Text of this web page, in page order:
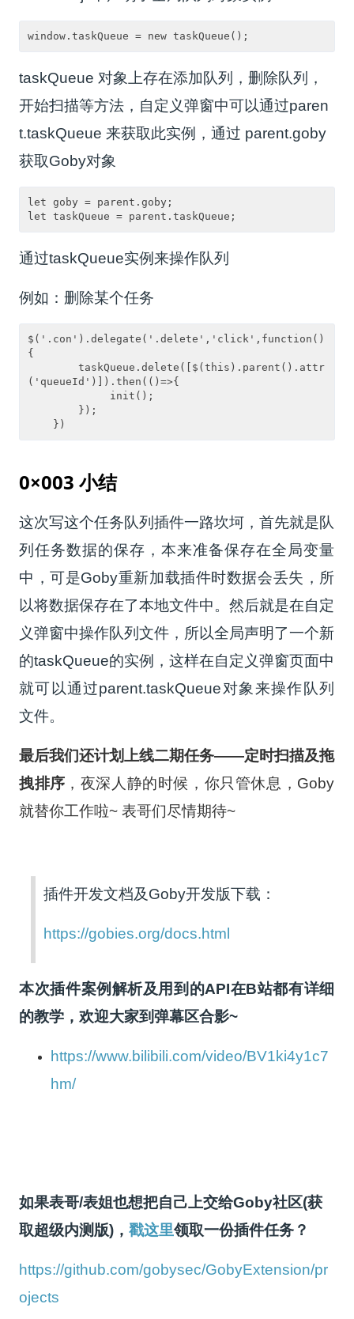
window.taskQueue = new taskQueue();
taskQueue 对象上存在添加队列，删除队列，
开始扫描等方法，自定义弹窗中可以通过paren
t.taskQueue来获取此实例，通过 parent.goby
获取Goby对象
let goby = parent.goby;
let taskQueue = parent.taskQueue;
通过taskQueue实例来操作队列
例如：删除某个任务
$('.con').delegate('.delete','click',function()
{
taskQueue.delete([$(this).parent().attr
('queueId')]).then(()=>{
init();
});
})
0×003 小结
这次写这个任务队列插件一路坎坷，首先就是队
列任务数据的保存，本来准备保存在全局变量
中，可是Goby重新加载插件时数据会丢失，所
以将数据保存在了本地文件中。然后就是在自定
义弹窗中操作队列文件，所以全局声明了一个新
的taskQueue的实例，这样在自定义弹窗页面中
就可以通过parent.taskQueue对象来操作队列
文件。
最后我们还计划上线二期任务——定时扫描及拖
拽排序 ，夜深人静的时候，你只管休息，Goby
就替你工作啦~ 表哥们尽情期待~
插件开发文档及Goby开发版下载：
https://gobies.org/docs.html
本次插件案例解析及用到的API在B站都有详细
的教学，欢迎大家到弹幕区合影~
https://www.bilibili.com/video/BV1ki4y1c7
hm/
如果表哥/表姐也想把自己上交给Goby社区(获
取超级内测版)，戳这里领取一份插件任务？
https://github.com/gobysec/GobyExtension/pr
ojects